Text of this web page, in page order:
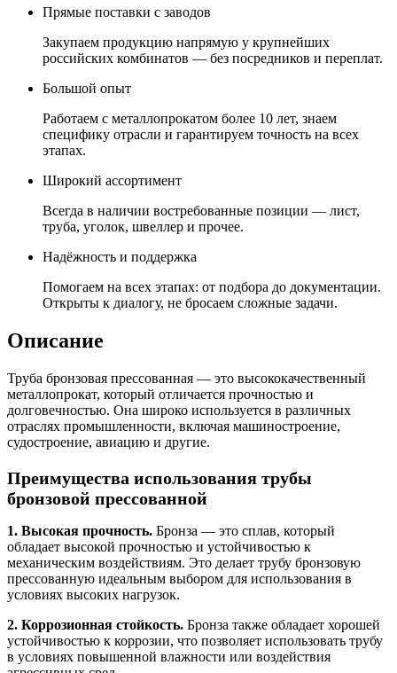
Прямые поставки с заводов
Закупаем продукцию напрямую у крупнейших
российских комбинатов — без посредников и переплат.
Большой опыт
Работаем с металлопрокатом более 10 лет, знаем
специфику отрасли и гарантируем точность на всех
этапах.
Широкий ассортимент
Всегда в наличии востребованные позиции — лист,
труба, уголок, швеллер и прочее.
Надёжность и поддержка
Помогаем на всех этапах: от подбора до документации.
Открыты к диалогу, не бросаем сложные задачи.
Описание
Труба бронзовая прессованная — это высококачественный
металлопрокат, который отличается прочностью и
долговечностью. Она широко используется в различных
отраслях промышленности, включая машиностроение,
судостроение, авиацию и другие.
Преимущества использования трубы
бронзовой прессованной
1. Высокая прочность. Бронза — это сплав, который
обладает высокой прочностью и устойчивостью к
механическим воздействиям. Это делает трубу бронзовую
прессованную идеальным выбором для использования в
условиях высоких нагрузок.
2. Коррозионная стойкость. Бронза также обладает хорошей
устойчивостью к коррозии, что позволяет использовать трубу
в условиях повышенной влажности или воздействия